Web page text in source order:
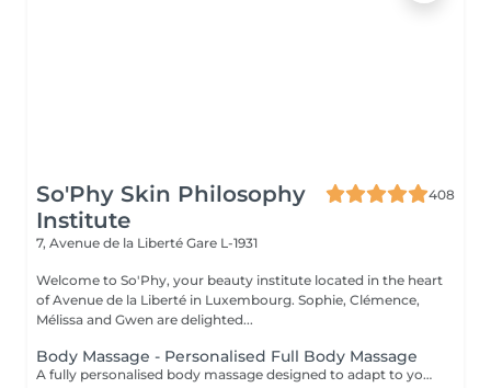
So'Phy Skin Philosophy
Institute
408
7, Avenue de la Liberté Gare L-1931
Welcome to So'Phy, your beauty institute located in the heart
of Avenue de la Liberté in Luxembourg. Sophie, Clémence,
Mélissa and Gwen are delighted...
Body Massage - Personalised Full Body Massage
A fully personalised body massage designed to adapt to your needs and areas of tension. From the moment you settle onto a heated massage table, everything is designed to promote comfort and relaxation. The oil is selected according to your preferences to enhance the experience. Combining flowing movements, targeted pressure, stretching and draining techniques, this massage works deeply to release tension, ease tight areas and create a feeling of lightness. Pressure and rhythm are continuously adjusted throughout the treatment to achieve the perfect balance between relaxation and effectiveness. A version adapted for pregnancy (45 minutes) is also available, ensuring a safe and deeply relaxing experience. An ideal treatment to release body tension, calm the mind and restore a sense of overall well-being.